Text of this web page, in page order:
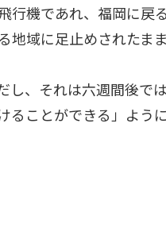
行機であれ、福岡に戻
域に足止めされたまま
し、それは六週間後で
ことができる」よう